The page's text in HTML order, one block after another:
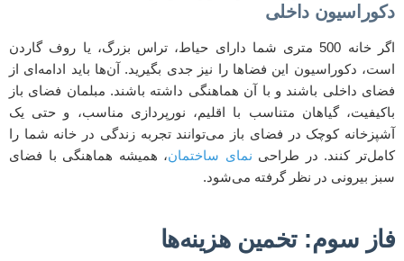
دکوراسیون داخلی
اگر خانه 500 متری شما دارای حیاط، تراس بزرگ، یا روف گاردن
است، دکوراسیون این فضاها را نیز جدی بگیرید. آن‌ها باید ادامه‌ای از
فضای داخلی باشند و با آن هماهنگی داشته باشند. مبلمان فضای باز
باکیفیت، گیاهان متناسب با اقلیم، نورپردازی مناسب، و حتی یک
آشپزخانه کوچک در فضای باز می‌توانند تجربه زندگی در خانه شما را
کامل‌تر کنند. در طراحی نمای ساختمان، همیشه هماهنگی با فضای
سبز بیرونی در نظر گرفته می‌شود.
فاز سوم: تخمین هزینه‌ها